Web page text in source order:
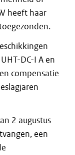
heeft haar
DC-I A en
compensatie
2 augustus
een